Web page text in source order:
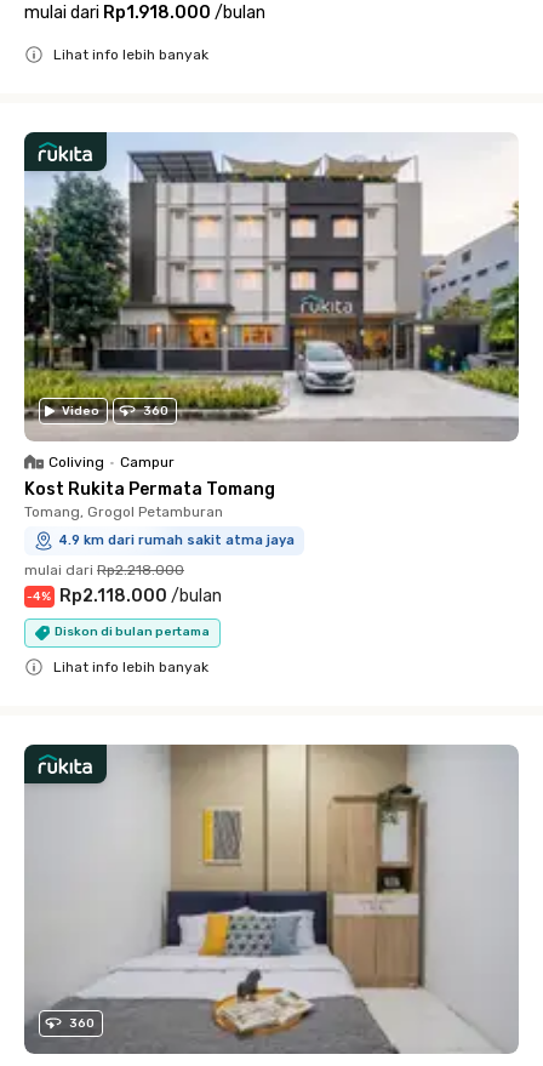
mulai dari Rp1.918.000 /bulan
Lihat info lebih banyak
Video 360
Coliving • Campur
Kost Rukita Permata Tomang
Tomang, Grogol Petamburan
4.9 km dari rumah sakit atma jaya
mulai dari Rp2.218.000
-4% Rp2.118.000 /bulan
Diskon di bulan pertama
Lihat info lebih banyak
360